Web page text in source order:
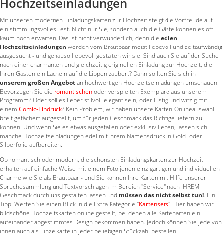
Hochzeitseinladungen
Mit unseren modernen Einladungskarten zur Hochzeit steigt die Vorfreude auf
ein stimmungsvolles Fest. Nicht nur Sie, sondern auch die Gäste können es oft
kaum noch erwarten. Das ist nicht verwunderlich, denn die edlen
Hochzeitseinladungen werden vom Brautpaar meist liebevoll und zeitaufwändig
ausgesucht - und genauso liebevoll gestalten wir sie. Sind auch Sie auf der Suche
nach einer charmanten und gleichzeitig originellen Einladung zur Hochzeit, die
Ihren Gästen ein Lächeln auf die Lippen zaubert? Dann sollten Sie sich in
unserem großen Angebotan hochwertigen Hochzeitseinladungen umschauen.
Bevorzugen Sie die romantischenoder verspielten Exemplare aus unserem
Programm? Oder soll es lieber stilvoll-elegant sein, oder lustig und witzig mit
einem Comic-Eindruck? Kein Problem, wir haben unsere Karten-Onlineauswahl
breit gefächert aufgestellt, um für jeden Geschmack das Richtige liefern zu
können. Und wenn Sie es etwas ausgefallen oder exklusiv lieben, lassen sich
manche Hochzeitseinladungen edel mit Ihrem Namensdruck in Gold- oder
Silberfolie aufbereiten.
Ob romantisch oder modern, die schönsten Einladungskarten zur Hochzeit
erhalten auf einfache Weise mit einem Foto jenen einzigartigen und individuellen
Charme wie Sie als Brautpaar - und Sie können Ihre Karten mit Hilfe unserer
Sprüchesammlung und Textvorschlägen im Bereich "Service" nach IHREM
Geschmack durch uns gestalten lassen und müssen das nicht selbst tun!. Ein
Tipp: Werfen Sie einen Blick in die Extra-Kategorie "Kartensets". Hier haben wir
bildschöne Hochzeitskarten online gestellt, bei denen alle Kartenarten ein
aufeinander abgestimmtes Design bekommen haben. Jedoch können Sie jede von
ihnen auch als Einzelkarte in jeder beliebigen Stückzahl bestellen.